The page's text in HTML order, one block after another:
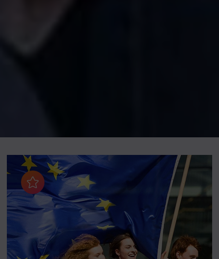
Aggiungi ai preferiti